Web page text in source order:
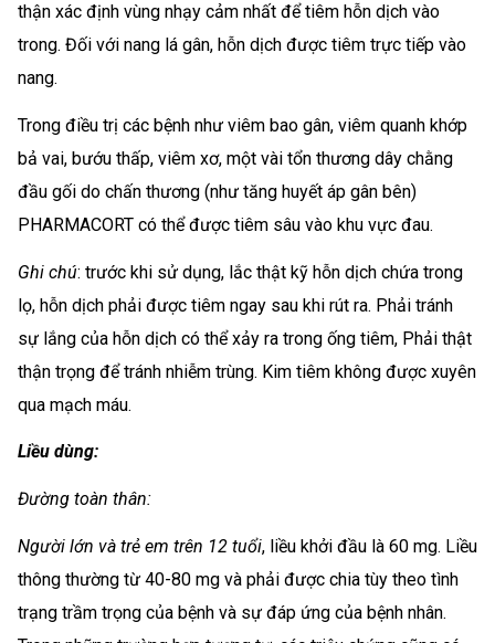
thận xác định vùng nhạy cảm nhất để tiêm hỗn dịch vào
trong. Đối với nang lá gân, hỗn dịch được tiêm trực tiếp vào
nang.
Trong điều trị các bệnh như viêm bao gân, viêm quanh khớp
bả vai, bướu thấp, viêm xơ, một vài tổn thương dây chằng
đầu gối do chấn thương (như tăng huyết áp gân bên)
PHARMACORT có thể được tiêm sâu vào khu vực đau.
Ghi chú: trước khi sử dụng, lắc thật kỹ hỗn dịch chứa trong
lọ, hỗn dịch phải được tiêm ngay sau khi rút ra. Phải tránh
sự lắng của hỗn dịch có thể xảy ra trong ống tiêm, Phải thật
thận trọng để tránh nhiễm trùng. Kim tiêm không được xuyên
qua mạch máu.
Liều dùng:
Đường toàn thân:
Người lớn và trẻ em trên 12 tuổi, liều khởi đầu là 60 mg. Liều
thông thường từ 40-80 mg và phải được chia tùy theo tình
trạng trầm trọng của bệnh và sự đáp ứng của bệnh nhân.